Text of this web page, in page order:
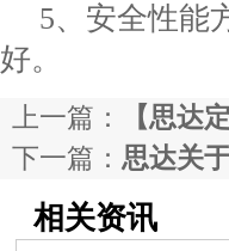
5、安全性能
好。
上一篇：
【思达
下一篇： 思达关
相关资讯